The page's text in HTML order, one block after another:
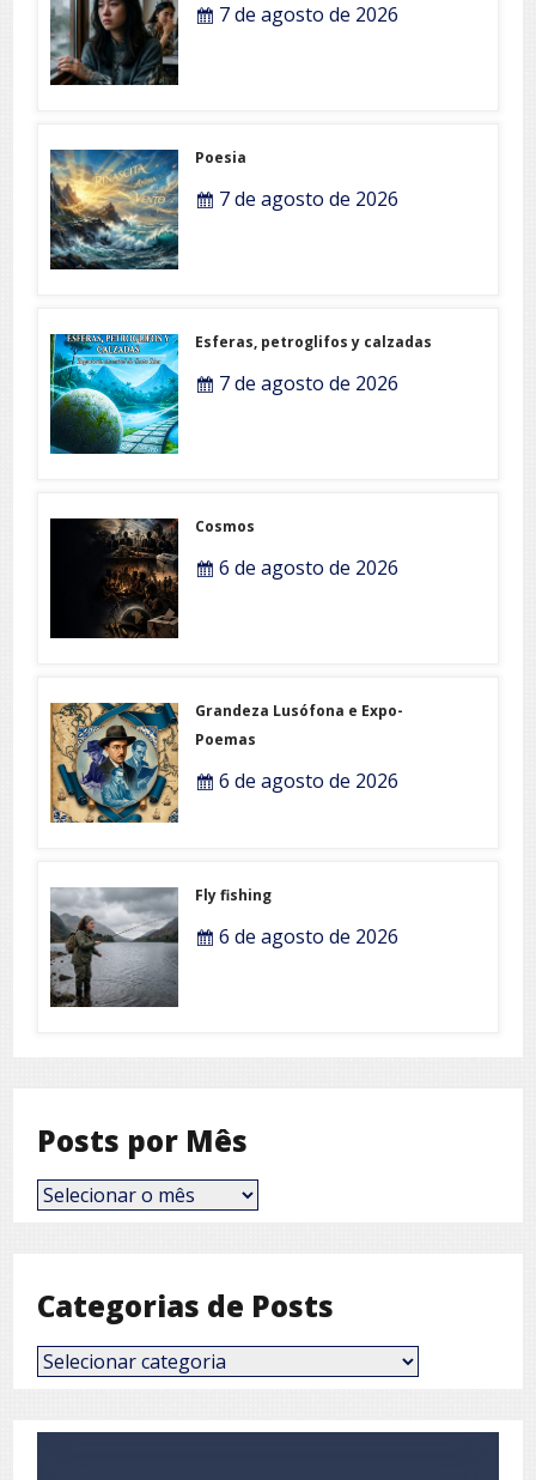
7 de agosto de 2026
Poesia
7 de agosto de 2026
Esferas, petroglifos y calzadas
7 de agosto de 2026
Cosmos
6 de agosto de 2026
Grandeza Lusófona e Expo-
Poemas
6 de agosto de 2026
Fly fishing
6 de agosto de 2026
Posts por Mês
Posts
por
Categorias de Posts
Categorias
de